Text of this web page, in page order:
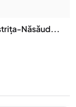
Năsăud...